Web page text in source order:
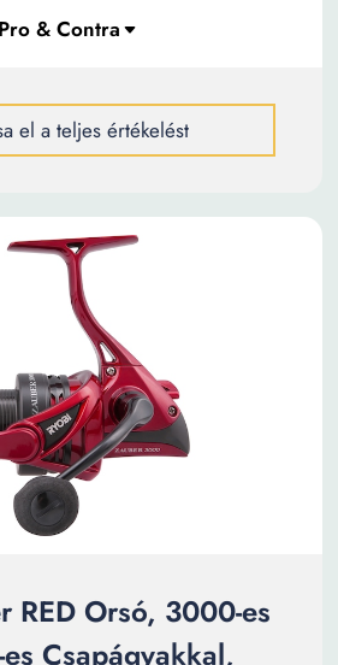
el a teljes értékelést
RED Orsó, 3000-es
Csapágyakkal,